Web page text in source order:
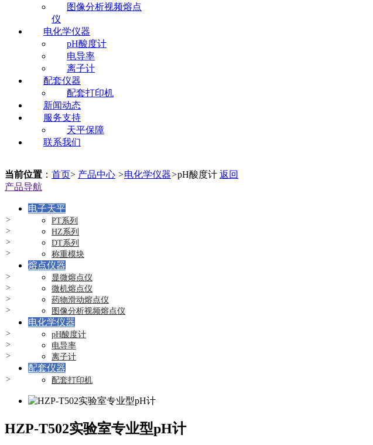
图像分析视频熔点
仪
电化学仪器
pH酸度计
电导率
离子计
配套仪器
配套打印机
新闻动态
服务支持
天平保障
联系我们
当前位置 ： 首页> 产品中心 >电化学仪器>pH酸度计 返回
产品导航
电子天平
PT系列
HZ系列
DT系列
称重模块
熔点仪器
显微熔点仪
微机熔点仪
药物滑动熔点仪
图像分析视频熔点仪
电化学仪器
pH酸度计
电导率
离子计
配套仪器
配套打印机
HZP-T502实验室专业型pH计